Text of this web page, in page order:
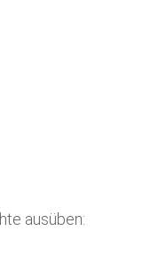
ausüben: